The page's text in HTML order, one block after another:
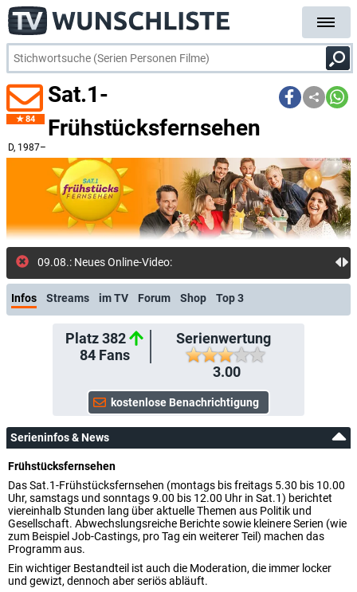
84
Sat.1-
Frühstücksfernsehen
D, 1987–
09.08.: Neues Online-Video: "Born Famous - Fluch oder
Infos Streams im TV Forum Shop Top 3
Platz 382
84Fans
Serienwertung
3.00
Serieninfos & News
Frühstücksfernsehen
Das Sat.1-Frühstücksfernsehen (montags bis freitags 5.30 bis 10.00
Uhr, samstags und sonntags 9.00 bis 12.00 Uhr in Sat.1) berichtet
viereinhalb Stunden lang über aktuelle Themen aus Politik und
Gesellschaft. Abwechslungsreiche Berichte sowie kleinere Serien (wie
zum Beispiel Job-Castings, pro Tag ein weiterer Teil) machen das
Programm aus.
Ein wichtiger Bestandteil ist auch die Moderation, die immer locker
und gewizt, dennoch aber seriös abläuft.